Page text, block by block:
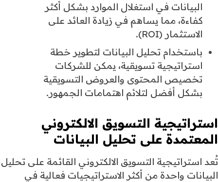
البيانات في استغلال الموارد بشكل أكثر
كفاءة، مما يساهم في زيادة العائد على
الاستثمار (ROI).
باستخدام تحليل البيانات لتطوير خطة
استراتيجية تسويقية، يمكن للشركات
تخصيص المحتوى والعروض التسويقية
بشكل أفضل لتلائم اهتمامات الجمهور.
استراتيجية التسويق الالكتروني
المعتمدة على تحليل البيانات
تُعد استراتيجية التسويق الالكتروني القائمة على تحليل
البيانات واحدة من أكثر الاستراتيجيات فعالية في